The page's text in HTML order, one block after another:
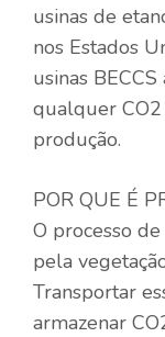
usinas de
nos Estados
usinas
qualquer
produção.
POR QUE É
O processo
pela
Transportar
armazenar